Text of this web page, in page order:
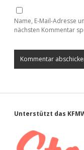
Name, E-Mail-Adresse
nächsten Kommentar
Unterstützt das